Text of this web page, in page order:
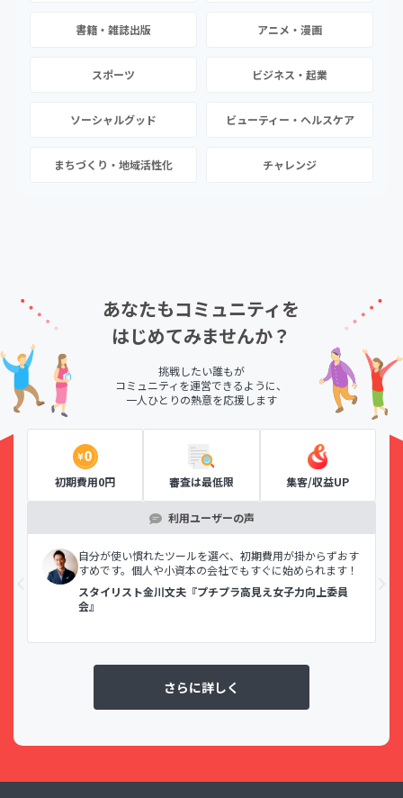
書籍・雑誌出版 アニメ・漫画
スポーツ ビジネス・起業
ソーシャルグッド ビューティー・ヘルスケア
まちづくり・地域活性化 チャレンジ
あなたもコミュニティを
はじめてみませんか？
挑戦したい誰もが
コミュニティを運営できるように、
一人ひとりの熱意を応援します
初期費用0円 審査は最低限 集客/収益UP
利用ユーザーの声
自分が使い慣れたツールを選べ、初期費用が掛からずおす
すめです。個人や小資本の会社でもすぐに始められます！
スタイリスト金川文夫『プチプラ高見え女子力向上委員
会』
さらに詳しく